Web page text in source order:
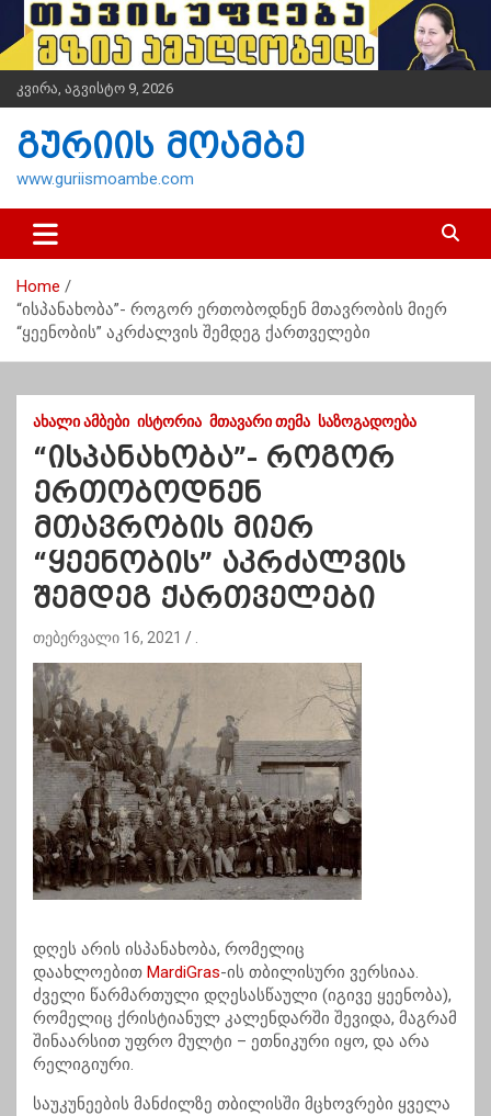
i
t
n
კვირა, აგვისტო 9, 2026
გურიის მოამბე
www.guriismoambe.com
Home
“ისპანახობა”- როგორ ერთობოდნენ მთავრობის მიერ
“ყეენობის” აკრძალვის შემდეგ ქართველები
ᲐᲮᲐᲚᲘ ᲐᲛᲑᲔᲑᲘ ᲘᲡᲢᲝᲠᲘᲐ ᲛᲗᲐᲕᲐᲠᲘ ᲗᲔᲛᲐ ᲡᲐᲖᲝᲒᲐᲓᲝᲔᲑᲐ
“ისპანახობა”- როგორ
ერთობოდნენ
მთავრობის მიერ
“ყეენობის” აკრძალვის
შემდეგ ქართველები
თებერვალი 16, 2021
დღეს არის ისპანახობა, რომელიც
დაახლოებით MardiGras-ის თბილისური ვერსიაა.
ძველი წარმართული დღესასწაული (იგივე ყეენობა),
რომელიც ქრისტიანულ კალენდარში შევიდა, მაგრამ
შინაარსით უფრო მულტი – ეთნიკური იყო, და არა
რელიგიური.
საუკუნეების მანძილზე თბილისში მცხოვრები ყველა